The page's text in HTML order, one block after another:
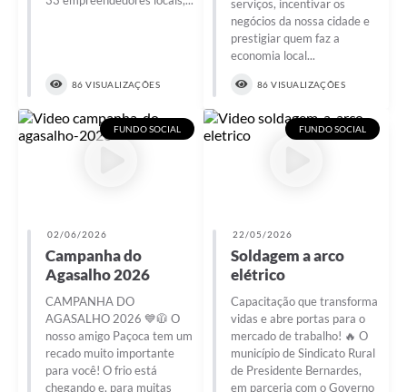
86 VISUALIZAÇÕES
serviços, incentivar os
negócios da nossa cidade e
prestigiar quem faz a
economia local...
86 VISUALIZAÇÕES
FUNDO SOCIAL
02/06/2026
Campanha do
Agasalho 2026
CAMPANHA DO
AGASALHO 2026 💙🧥 O
nosso amigo Paçoca tem um
recado muito importante
para você! O frio está
chegando e, para muitas
FUNDO SOCIAL
22/05/2026
Soldagem a arco
elétrico
Capacitação que transforma
vidas e abre portas para o
mercado de trabalho! 🔥 O
município de Sindicato Rural
de Presidente Bernardes,
em parceria com o Governo